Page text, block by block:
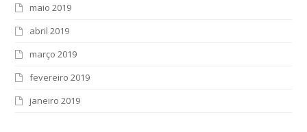
maio 2019
abril 2019
março 2019
fevereiro 2019
janeiro 2019